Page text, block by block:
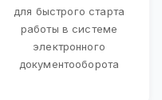
для быстрого старта
работы в системе
электронного
документооборота